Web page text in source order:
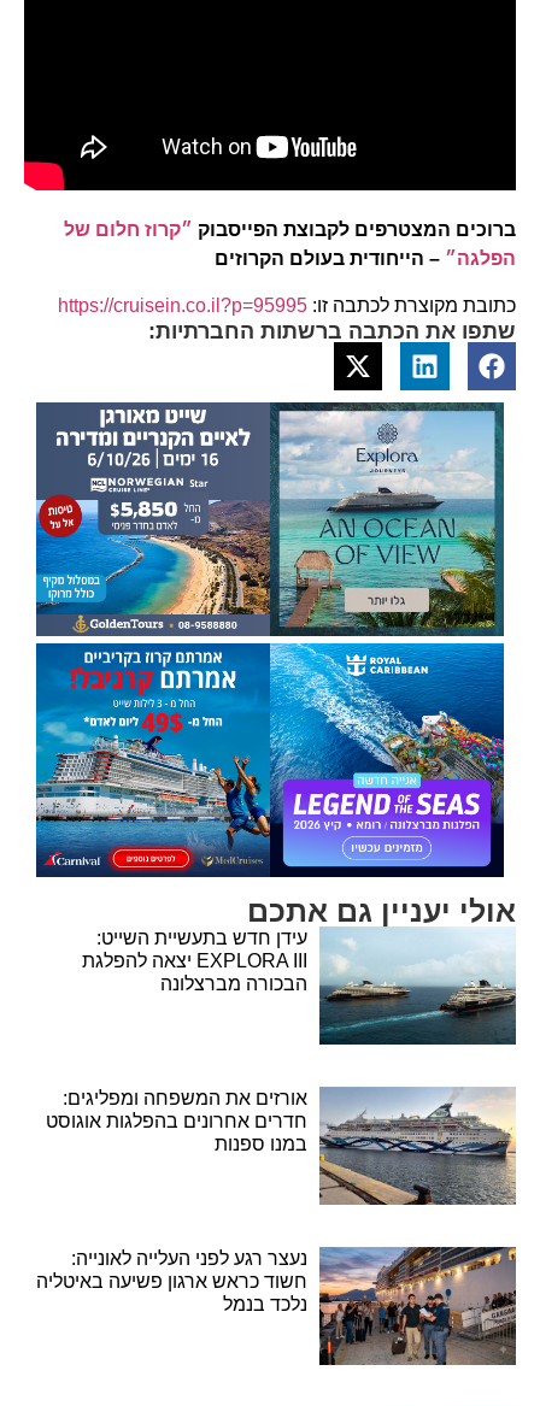
ברוכים המצטרפים לקבוצת הפייסבוק״קרוז חלום של
הפלגה״– הייחודית בעולם הקרוזים
כתובת מקוצרת לכתבה זו: https://cruisein.co.il?p=95995
שתפו את הכתבה ברשתות החברתיות:
אולי יעניין גם אתכם
עידן חדש בתעשיית השייט:
EXPLORA III יצאה להפלגת
הבכורה מברצלונה
אורזים את המשפחה ומפליגים:
חדרים אחרונים בהפלגות אוגוסט
במנו ספנות
נעצר רגע לפני העלייה לאונייה:
חשוד כראש ארגון פשיעה באיטליה
נלכד בנמל